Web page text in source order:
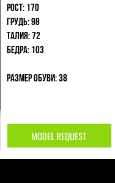
Рост: 170
Грудь: 98
Талия: 72
Бедра: 103
Размер обуви: 38
MODEL REQUEST